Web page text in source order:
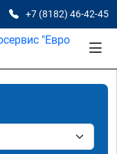
+7 (8182) 46-42-45